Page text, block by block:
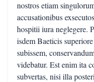
nostros etiam
accusationibus
hospitii iura neglegere.
isdem Baeticis
subissem,
videbatur. Est enim ita
subvertas, nisi illa